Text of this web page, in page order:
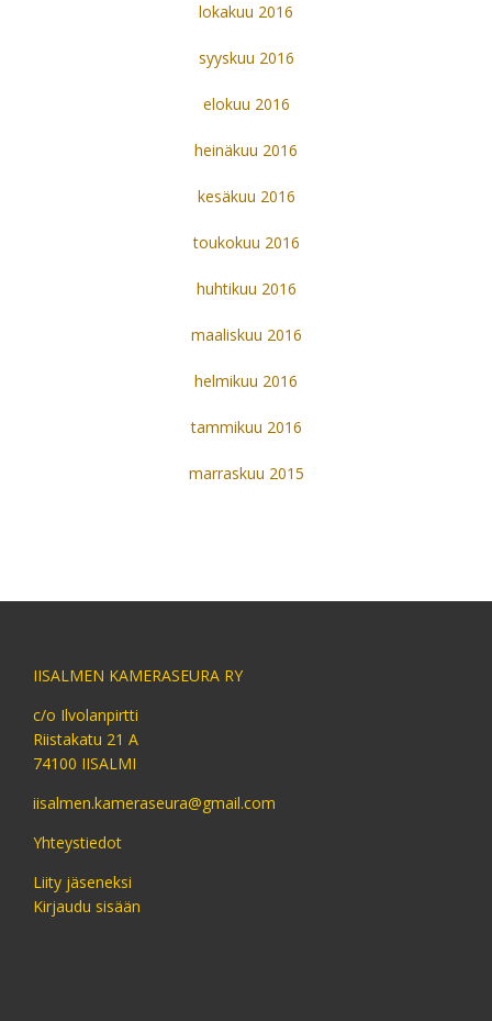
lokakuu 2016
syyskuu 2016
elokuu 2016
heinäkuu 2016
kesäkuu 2016
toukokuu 2016
huhtikuu 2016
maaliskuu 2016
helmikuu 2016
tammikuu 2016
marraskuu 2015
IISALMEN KAMERASEURA RY
c/o Ilvolanpirtti
Riistakatu 21 A
74100 IISALMI
iisalmen.kameraseura@gmail.com
Yhteystiedot
Liity jäseneksi
Kirjaudu sisään